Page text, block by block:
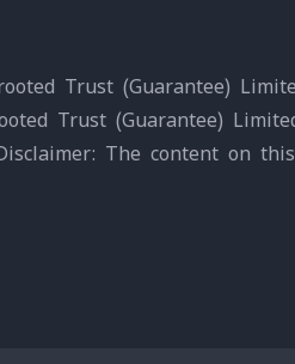
Trust (Guarantee)
Trust (Guarantee)
The content on